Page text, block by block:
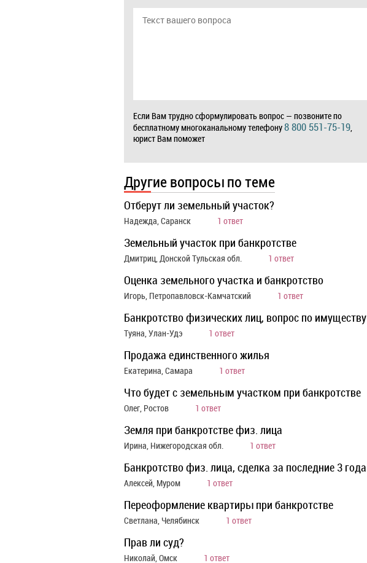
Если Вам трудно сформулировать вопрос — позвоните по
бесплатному многоканальному телефону8 800 551-75-19,
юрист Вам поможет
Другие вопросы по теме
Отберут ли земельный участок?
Надежда, Саранск 1 ответ
Земельный участок при банкротстве
Дмитриц, Донской Тульская обл. 1 ответ
Оценка земельного участка и банкротство
Игорь, Петропавловск-Камчатский 1 ответ
Банкротство физических лиц, вопрос по имуществу
Туяна, Улан-Удэ 1 ответ
Продажа единственного жилья
Екатерина, Самара 1 ответ
Что будет с земельным участком при банкротстве
Олег, Ростов 1 ответ
Земля при банкротстве физ. лица
Ирина, Нижегородская обл. 1 ответ
Банкротство физ. лица, сделка за последние 3 года
Алексей, Муром 1 ответ
Переоформление квартиры при банкротстве
Светлана, Челябинск 1 ответ
Прав ли суд?
Николай, Омск 1 ответ